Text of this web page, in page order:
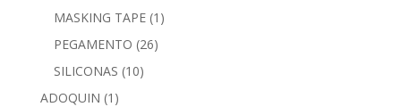
MASKING TAPE (1)
PEGAMENTO (26)
SILICONAS (10)
ADOQUIN (1)